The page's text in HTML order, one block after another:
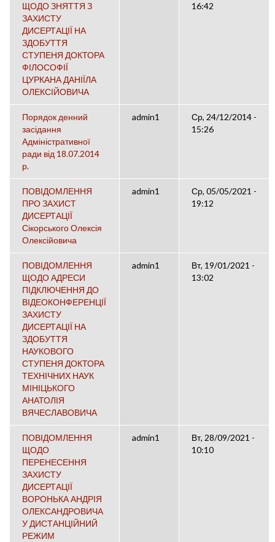
ЩОДО ЗНЯТТЯ З
ЗАХИСТУ
ДИСЕРТАЦІЇ НА
ЗДОБУТТЯ
СТУПЕНЯ ДОКТОРА
ФІЛОСОФІЇ
ЦУРКАНА ДАНІЇЛА
ОЛЕКСІЙОВИЧА
16:42
Порядок денний
засідання
Адміністративної
ради від 18.07.2014
р.
admin1
Ср, 24/12/2014 -
15:26
ПОВІДОМЛЕННЯ
ПРО ЗАХИСТ
ДИСЕРТАЦІЇ
Сікорського Олексія
Олексійовича
admin1
Ср, 05/05/2021 -
19:12
ПОВІДОМЛЕННЯ
ЩОДО АДРЕСИ
ПІДКЛЮЧЕННЯ ДО
ВІДЕОКОНФЕРЕНЦІЇ
ЗАХИСТУ
ДИСЕРТАЦІЇ НА
ЗДОБУТТЯ
НАУКОВОГО
СТУПЕНЯ ДОКТОРА
ТЕХНІЧНИХ НАУК
МІНІЦЬКОГО
АНАТОЛІЯ
ВЯЧЕСЛАВОВИЧА
admin1
Вт, 19/01/2021 -
13:02
ПОВІДОМЛЕННЯ
ЩОДО
ПЕРЕНЕСЕННЯ
ЗАХИСТУ
ДИСЕРТАЦІЇ
ВОРОНЬКА АНДРІЯ
ОЛЕКСАНДРОВИЧА
У ДИСТАНЦІЙНИЙ
РЕЖИМ
admin1
Вт, 28/09/2021 -
10:10